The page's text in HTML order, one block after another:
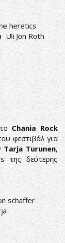
heretics
Uli Jon Roth
Chania Rock
φεστιβάλ για
Tarja Turunen,
της δεύτερης
schaffer